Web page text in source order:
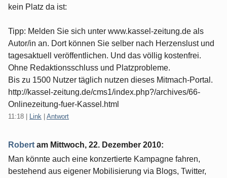
kein Platz da ist:
Tipp: Melden Sie sich unter www.kassel-zeitung.de als
Autor/in an. Dort können Sie selber nach Herzenslust und
tagesaktuell veröffentlichen. Und das völlig kostenfrei.
Ohne Redaktionsschluss und Platzprobleme.
Bis zu 1500 Nutzer täglich nutzen dieses Mitmach-Portal.
http://kassel-zeitung.de/cms1/index.php?/archives/66-
Onlinezeitung-fuer-Kassel.html
11:18 Link Antwort
Robert am Mittwoch, 22. Dezember 2010:
Man könnte auch eine konzertierte Kampagne fahren,
bestehend aus eigener Mobilisierung via Blogs, Twitter,